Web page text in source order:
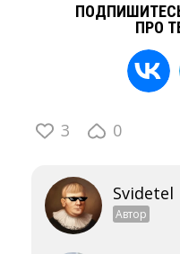
ПРО
3 0
Svidetel
Автор